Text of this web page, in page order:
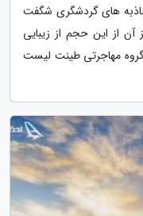
جاذبه های گردشگری شگفت
آن از این حجم از زیبایی
مهاجرتی طینت لیست